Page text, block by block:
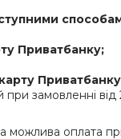
Приватбанку;
Приватбанку
при замовленні
оплата при